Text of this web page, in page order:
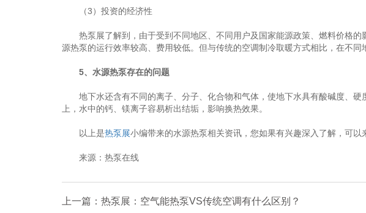
（3）投资的经济性
热泵展了解到，由于受到不同地区、不同用户及国家能源政策、燃料价格的
源热泵的运行效率较高、费用较低。但与传统的空调制冷取暖方式相比，在不同
5、水源热泵存在的问题
地下水还含有不同的离子、分子、化合物和气体，使地下水具有酸碱度、硬
上，水中的钙、镁离子容易析出结垢，影响换热效果。
以上是热泵展小编带来的水源热泵相关资讯，您如果有兴趣深入了解，可以
来源：热泵在线
上一篇：热泵展：空气能热泵VS传统空调有什么区别？